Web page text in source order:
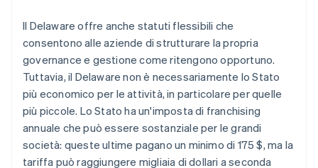
Il Delaware offre anche statuti flessibili che
consentono alle aziende di strutturare la propria
governance e gestione come ritengono opportuno.
Tuttavia, il Delaware non è necessariamente lo Stato
più economico per le attività, in particolare per quelle
più piccole. Lo Stato ha un'imposta di franchising
annuale che può essere sostanziale per le grandi
società: queste ultime pagano un minimo di 175 $, ma la
tariffa può raggiungere migliaia di dollari a seconda